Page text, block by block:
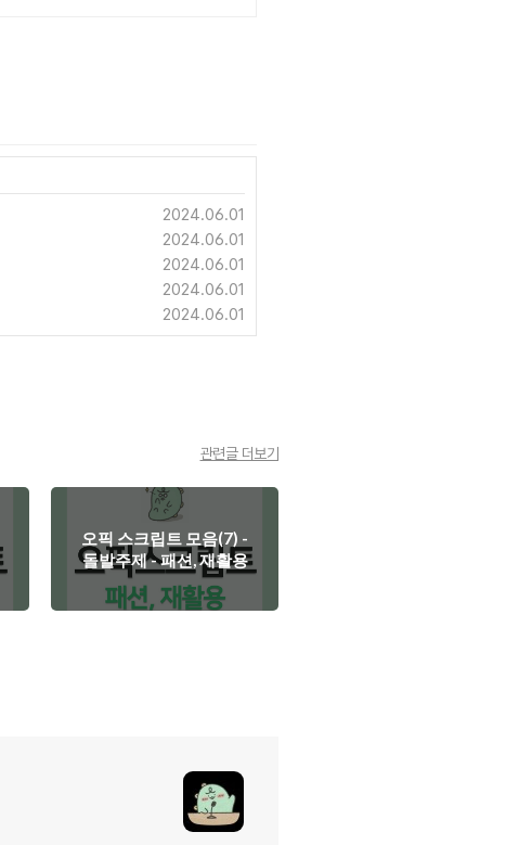
2024.06.01
2024.06.01
2024.06.01
2024.06.01
2024.06.01
관련글 더보기
오픽 스크립트 모음(7) -
돌발주제 - 패션, 재활용